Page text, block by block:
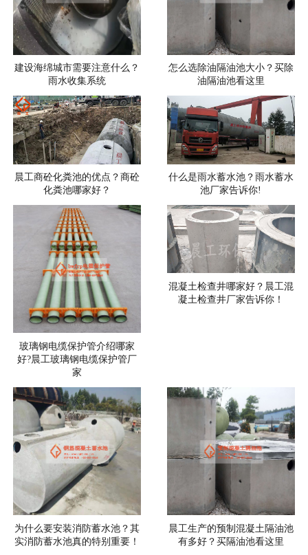
建设海绵城市需要注意什么？
雨水收集系统
怎么选除油隔油池大小？买除
油隔油池看这里
晨工商砼化粪池的优点？商砼
化粪池哪家好？
什么是雨水蓄水池？雨水蓄水
池厂家告诉你!
玻璃钢电缆保护管介绍哪家
好?晨工玻璃钢电缆保护管厂
家
混凝土检查井哪家好？晨工混
凝土检查井厂家告诉你！
为什么要安装消防蓄水池？其
实消防蓄水池真的特别重要！
晨工生产的预制混凝土隔油池
有多好？买隔油池看这里